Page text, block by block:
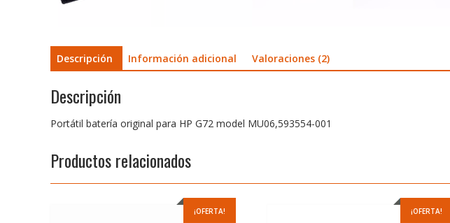
Descripción Información adicional Valoraciones (2)
Descripción
Portátil batería original para HP G72 model MU06,593554-001
Productos relacionados
¡OFERTA! ¡OFERTA!